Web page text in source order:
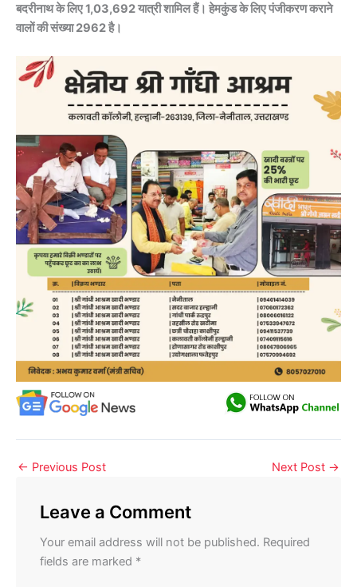
बदरीनाथ के लिए 1,03,692 यात्री शामिल हैं। हेमकुंड के लिए पंजीकरण कराने
वालों की संख्या 2962 है।
← Previous Post Next Post →
Leave a Comment
Your email address will not be published. Required
fields are marked *